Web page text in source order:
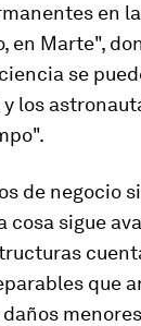
en
en Marte",
se
los
de negocio
cosa sigue
que